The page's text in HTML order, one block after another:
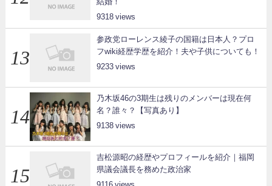
9318
参政党ローレンス綾子の国籍は日本人？プロ
フwiki経歴学歴を紹介！夫や子供についても！
9233
乃木坂46の3期生は残りのメンバーは現在何
名？誰々？【写真あり】
9138
吉松源昭の経歴やプロフィールを紹介｜福岡
県議会議長を務めた政治家
9116